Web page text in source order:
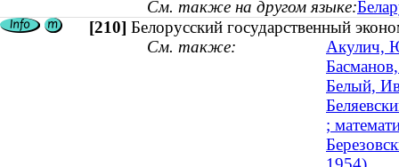
См. также на другом языке:
[210] Белорусский государственный
См. также:
Акулич,
Белый,
;